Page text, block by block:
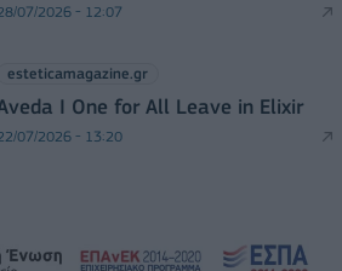
07/2026 - 12:07
esteticamagazine.gr
I One for All Leave in Elixir
07/2026 - 13:20